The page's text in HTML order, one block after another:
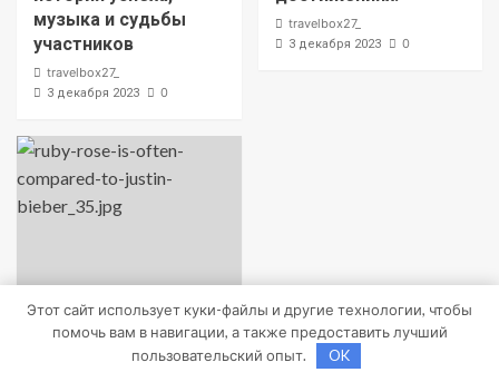
музыка и судьбы
участников
travelbox27_
3 декабря 2023 0
travelbox27_
3 декабря 2023 0
Этот сайт использует куки-файлы и другие технологии, чтобы
помочь вам в навигации, а также предоставить лучший
пользовательский опыт.
OK